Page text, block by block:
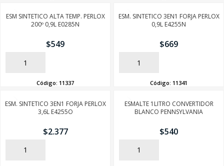
ESM SINTETICO ALTA TEMP. PERLOX
200º 0,9L E0285N
$549
AÑADIR
Código: 11337
ESM. SINTETICO 3EN1 FORJA PERLOX
0,9L E4255N
$669
AÑADIR
Código: 11341
ESM. SINTETICO 3EN1 FORJA PERLOX
3,6L E4255O
$2.377
AÑADIR
ESMALTE 1LITRO CONVERTIDOR
BLANCO PENNSYLVANIA
$540
AÑADIR